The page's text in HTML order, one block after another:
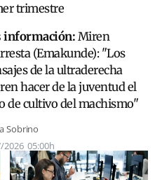
trimestre
información:Miren
(Emakunde): "Los
de la ultraderecha
hacer de la juventud el
de cultivo del machismo"
Sobrino
2026 05:00h